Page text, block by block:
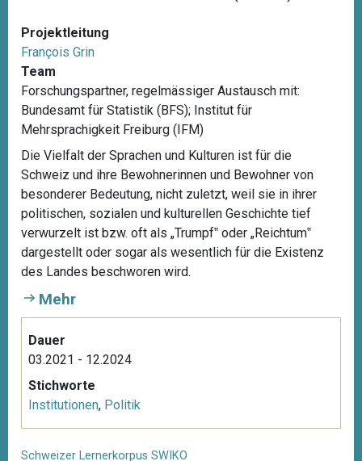
Projektleitung
François Grin
Team
Forschungspartner, regelmässiger Austausch mit:
Bundesamt für Statistik (BFS); Institut für
Mehrsprachigkeit Freiburg (IFM)
Die Vielfalt der Sprachen und Kulturen ist für die
Schweiz und ihre Bewohnerinnen und Bewohner von
besonderer Bedeutung, nicht zuletzt, weil sie in ihrer
politischen, sozialen und kulturellen Geschichte tief
verwurzelt ist bzw. oft als „Trumpf‟ oder „Reichtum‟
dargestellt oder sogar als wesentlich für die Existenz
des Landes beschworen wird.
Mehr
Dauer
03.2021 - 12.2024
Stichworte
Institutionen, Politik
Schweizer Lernerkorpus SWIKO